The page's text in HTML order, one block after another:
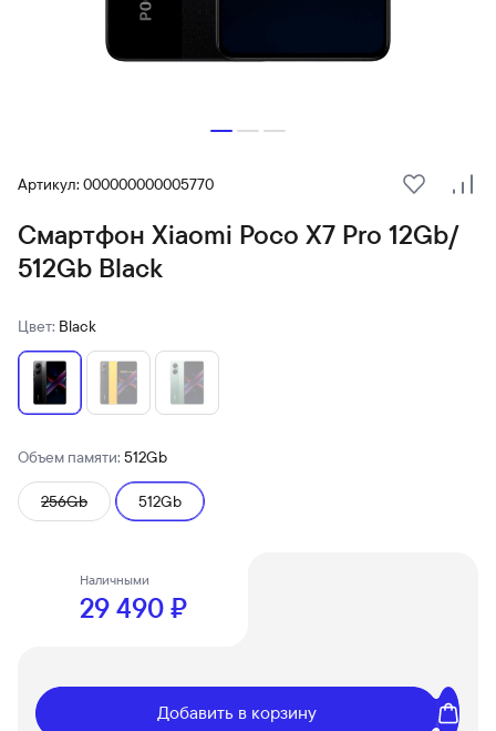
Артикул: 000000000005770
В
Смартфон Xiaomi Poco X7 Pro 12Gb/
512Gb Black
Цвет: Black
Объем памяти: 512Gb
256Gb 512Gb
Наличными
29 490 ₽
Добавить в корзину